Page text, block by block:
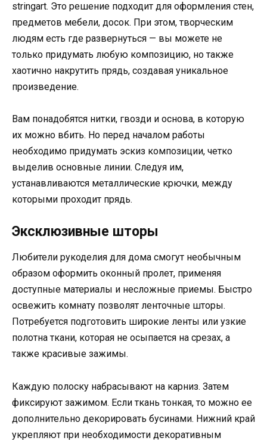
stringart. Это решение подходит для оформления стен,
предметов мебели, досок. При этом, творческим
людям есть где развернуться — вы можете не
только придумать любую композицию, но также
хаотично накрутить прядь, создавая уникальное
произведение.
Вам понадобятся нитки, гвозди и основа, в которую
их можно вбить. Но перед началом работы
необходимо придумать эскиз композиции, четко
выделив основные линии. Следуя им,
устанавливаются металлические крючки, между
которыми проходит прядь.
Эксклюзивные шторы
Любители рукоделия для дома смогут необычным
образом оформить оконный пролет, применяя
доступные материалы и несложные приемы. Быстро
освежить комнату позволят ленточные шторы.
Потребуется подготовить широкие ленты или узкие
полотна ткани, которая не осыпается на срезах, а
также красивые зажимы.
Каждую полоску набрасывают на карниз. Затем
фиксируют зажимом. Если ткань тонкая, то можно ее
дополнительно декорировать бусинами. Нижний край
укрепляют при необходимости декоративным